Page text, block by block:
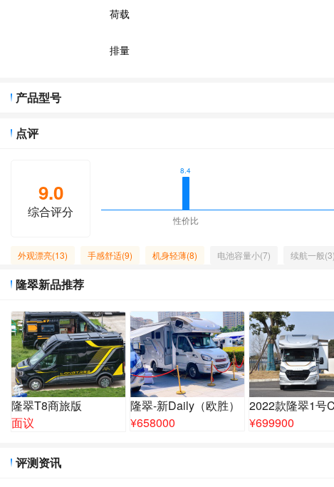
荷载
排量
产品型号
点评
9.0
综合评分
8.4
性价比
外观漂亮(13) 手感舒适(9) 机身轻薄(8) 电池容量小(7) 续航一般(3)
隆翠新品推荐
隆翠T8商旅版
面议
隆翠-新Daily（欧胜）
¥658000
2022款隆翠1号
¥699900
评测资讯